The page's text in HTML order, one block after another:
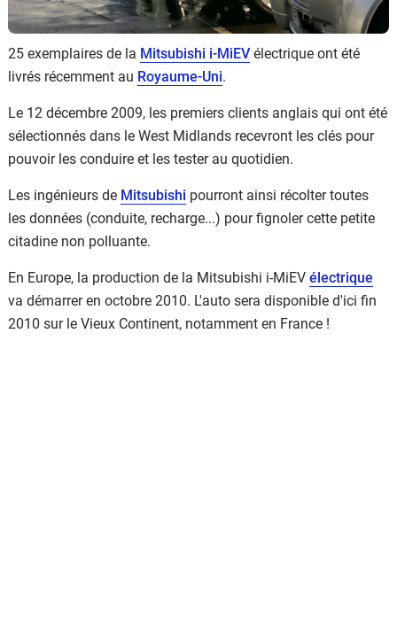
Marques
25 exemplaires de la Mitsubishi i-MiEV électrique ont été
livrés récemment au Royaume-Uni.
Le 12 décembre 2009, les premiers clients anglais qui ont été
sélectionnés dans le West Midlands recevront les clés pour
pouvoir les conduire et les tester au quotidien.
Les ingénieurs de Mitsubishi pourront ainsi récolter toutes
les données (conduite, recharge...) pour fignoler cette petite
citadine non polluante.
En Europe, la production de la Mitsubishi i-MiEV électrique
va démarrer en octobre 2010. L'auto sera disponible d'ici fin
2010 sur le Vieux Continent, notamment en France !